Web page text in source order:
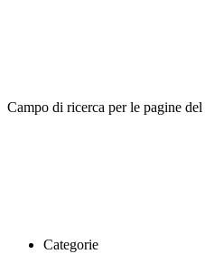
Campo di ricerca per le pagine
Categorie